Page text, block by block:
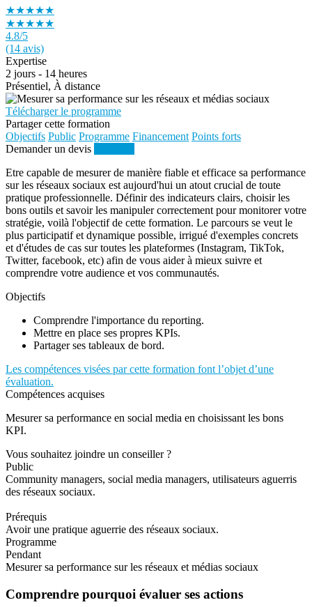
★★★★★
★★★★★
4.8/5
(14 avis)
Expertise
2 jours - 14 heures
Présentiel, À distance
Télécharger le programme
Partager cette formation
Objectifs Public Programme Financement Points forts
Demander un devis
Etre capable de mesurer de manière fiable et efficace sa performance
sur les réseaux sociaux est aujourd'hui un atout crucial de toute
pratique professionnelle. Définir des indicateurs clairs, choisir les
bons outils et savoir les manipuler correctement pour monitorer votre
stratégie, voilà l'objectif de cette formation. Le parcours se veut le
plus participatif et dynamique possible, irrigué d'exemples concrets
et d'études de cas sur toutes les plateformes (Instagram, TikTok,
Twitter, facebook, etc) afin de vous aider à mieux suivre et
comprendre votre audience et vos communautés.
Objectifs
Comprendre l'importance du reporting.
Mettre en place ses propres KPIs.
Partager ses tableaux de bord.
Les compétences visées par cette formation font l’objet d’une
évaluation.
Compétences acquises
Mesurer sa performance en social media en choisissant les bons
KPI.
Vous souhaitez joindre un conseiller ?
Public
Community managers, social media managers, utilisateurs aguerris
des réseaux sociaux.
Prérequis
Avoir une pratique aguerrie des réseaux sociaux.
Programme
Pendant
Mesurer sa performance sur les réseaux et médias sociaux
Comprendre pourquoi évaluer ses actions